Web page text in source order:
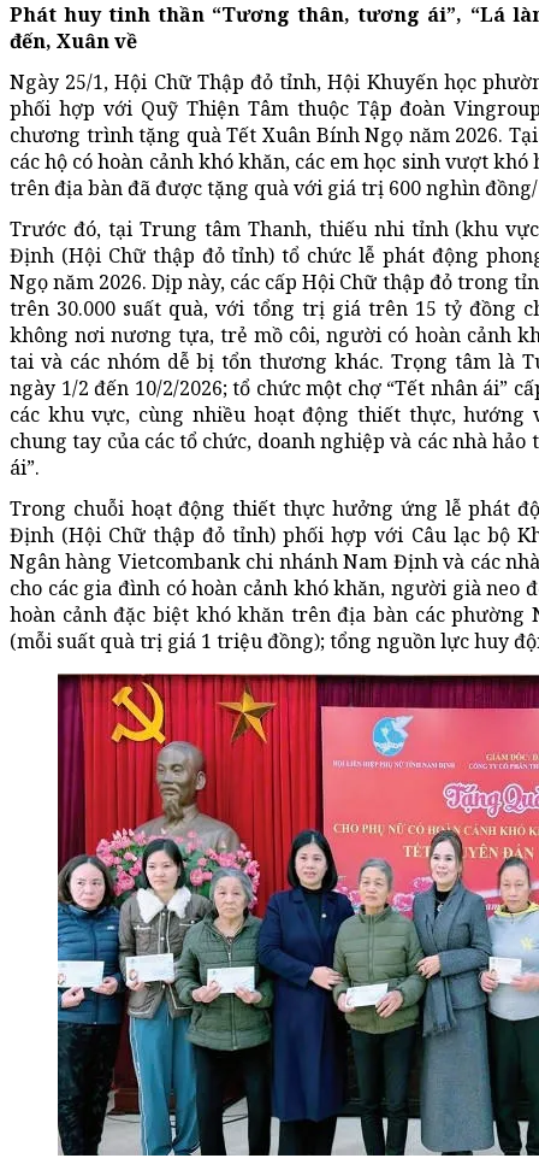
Phát huy tinh thần “Tương thân, tương ái”, “Lá
đến, Xuân về
Ngày 25/1, Hội Chữ Thập đỏ tỉnh, Hội Khuyến học
phối hợp với Quỹ Thiện Tâm thuộc Tập đoàn
chương trình tặng quà Tết Xuân Bính Ngọ năm 2026.
các hộ có hoàn cảnh khó khăn, các em học sinh vượt
trên địa bàn đã được tặng quà với giá trị 600 nghìn
Trước đó, tại Trung tâm Thanh, thiếu nhi tỉnh (khu
Định (Hội Chữ thập đỏ tỉnh) tổ chức lễ phát động
Ngọ năm 2026. Dịp này, các cấp Hội Chữ thập đỏ trong
trên 30.000 suất quà, với tổng trị giá trên 15 tỷ đồng
không nơi nương tựa, trẻ mồ côi, người có hoàn cảnh
tai và các nhóm dễ bị tổn thương khác. Trọng tâm là
ngày 1/2 đến 10/2/2026; tổ chức một chợ “Tết nhân ái”
các khu vực, cùng nhiều hoạt động thiết thực, hướng
chung tay của các tổ chức, doanh nghiệp và các nhà
ái”.
Trong chuỗi hoạt động thiết thực hưởng ứng lễ phát
Định (Hội Chữ thập đỏ tỉnh) phối hợp với Câu lạc bộ
Ngân hàng Vietcombank chi nhánh Nam Định và các
cho các gia đình có hoàn cảnh khó khăn, người già neo
hoàn cảnh đặc biệt khó khăn trên địa bàn các
(mỗi suất quà trị giá 1 triệu đồng); tổng nguồn lực huy